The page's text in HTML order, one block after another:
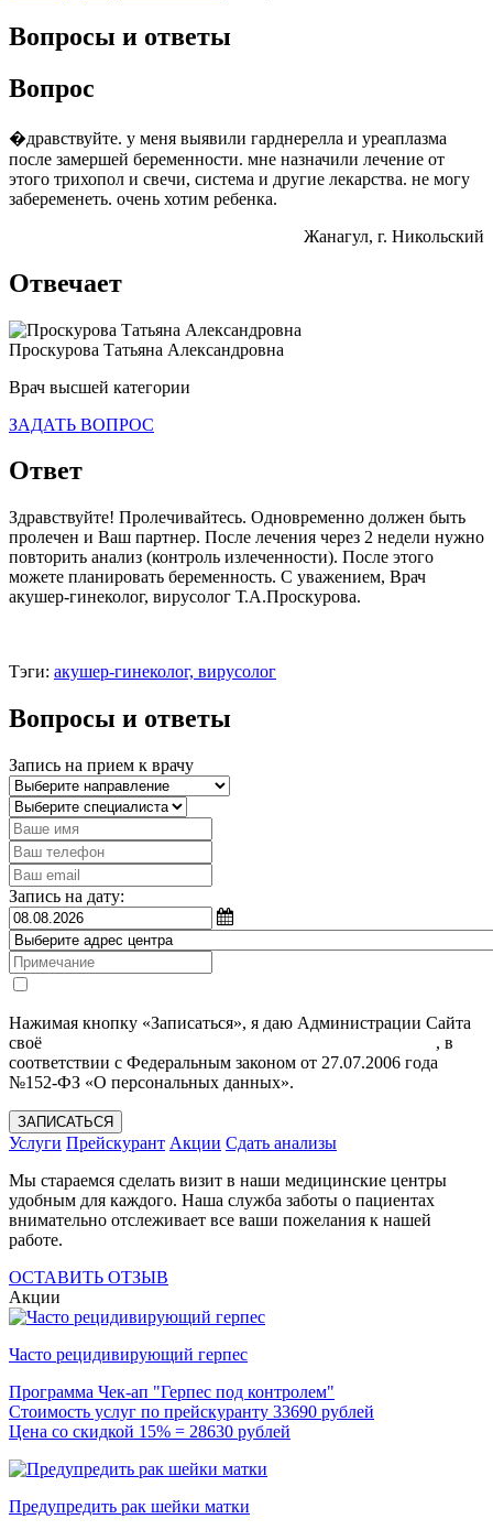
Вопросы и ответы
Вопрос
�дравствуйте. у меня выявили гарднерелла и уреаплазма
после замершей беременности. мне назначили лечение от
этого трихопол и свечи, система и другие лекарства. не могу
забеременеть. очень хотим ребенка.
Жанагул, г. Никольский
Отвечает
Проскурова Татьяна Александровна
Врач высшей категории
ЗАДАТЬ ВОПРОС
Ответ
Здравствуйте! Пролечивайтесь. Одновременно должен быть
пролечен и Ваш партнер. После лечения через 2 недели нужно
повторить анализ (контроль излеченности). После этого
можете планировать беременность. С уважением, Врач
акушер-гинеколог, вирусолог Т.А.Проскурова.
Тэги: акушер-гинеколог, вирусолог
Вопросы и ответы
Запись на прием к врачу
Запись на дату:
Нажимая кнопку «Записаться», я даю Администрации Сайта
своё
, в
соответствии с Федеральным законом от 27.07.2006 года
№152-ФЗ «О персональных данных».
ЗАПИСАТЬСЯ
Услуги Прейскурант Акции Сдать анализы
Мы стараемся сделать визит в наши медицинские центры
удобным для каждого. Наша служба заботы о пациентах
внимательно отслеживает все ваши пожелания к нашей
работе.
ОСТАВИТЬ ОТЗЫВ
Акции
Часто рецидивирующий герпес
Программа Чек-ап "Герпес под контролем"
Стоимость услуг по прейскуранту 33690 рублей
Цена со скидкой 15% = 28630 рублей
Предупредить рак шейки матки